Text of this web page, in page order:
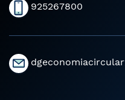
925267800